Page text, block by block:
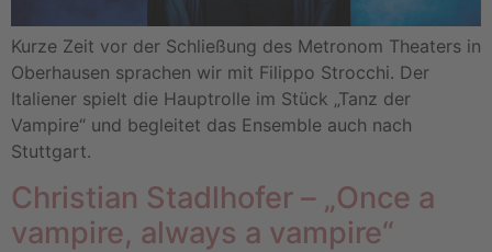
Kurze Zeit vor der Schließung des Metronom Theaters in
Oberhausen sprachen wir mit Filippo Strocchi. Der
Italiener spielt die Hauptrolle im Stück „Tanz der
Vampire“ und begleitet das Ensemble auch nach
Stuttgart.
Christian Stadlhofer – „Once a
vampire, always a vampire“